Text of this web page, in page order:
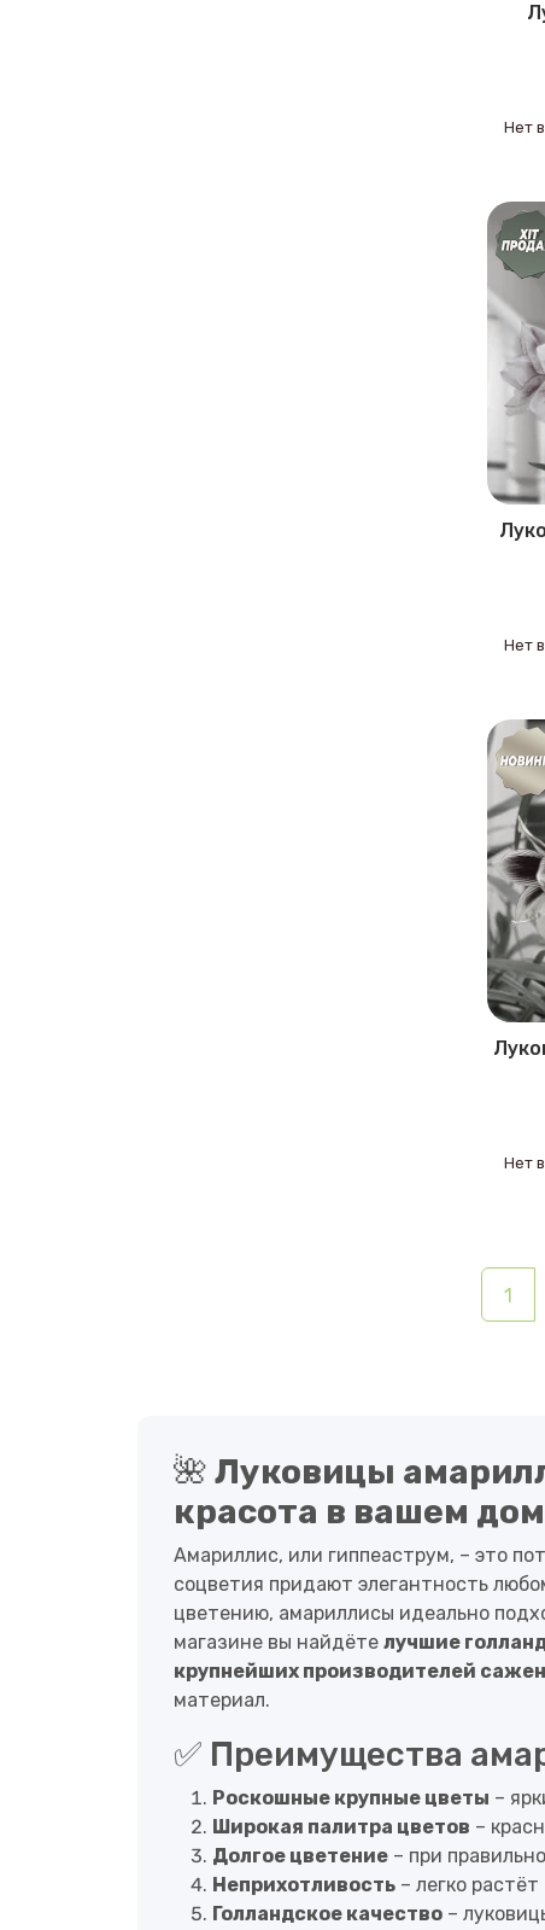
Нет
Нет
Нет
1
🌺 Луковицы
красота в вашем
Амариллис, или гиппеаструм, – это
соцветия придают элегантность
цветению, амариллисы идеально
магазине вы найдёте лучшие
крупнейших производителей
материал.
✅ Преимущества
Роскошные крупные цветы –
Широкая палитра цветов –
Долгое цветение – при
Неприхотливость – легко
Голландское качество –